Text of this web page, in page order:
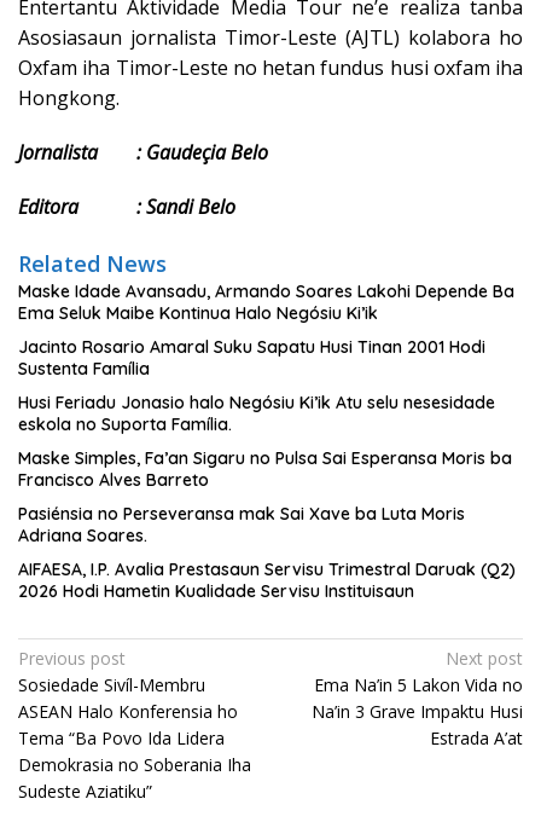
Entertantu Aktividade Media Tour ne’e realiza tanba
Asosiasaun jornalista Timor-Leste (AJTL) kolabora ho
Oxfam iha Timor-Leste no hetan fundus husi oxfam iha
Hongkong.
Jornalista : Gaudeçia Belo
Editora : Sandi Belo
Related News
Maske Idade Avansadu, Armando Soares Lakohi Depende Ba
Ema Seluk Maibe Kontinua Halo Negósiu Ki’ik
Jacinto Rosario Amaral Suku Sapatu Husi Tinan 2001 Hodi
Sustenta Família
Husi Feriadu Jonasio halo Negósiu Ki’ik Atu selu nesesidade
eskola no Suporta Família.
Maske Simples, Fa’an Sigaru no Pulsa Sai Esperansa Moris ba
Francisco Alves Barreto
Pasiénsia no Perseveransa mak Sai Xave ba Luta Moris
Adriana Soares.
AIFAESA, I.P. Avalia Prestasaun Servisu Trimestral Daruak (Q2)
2026 Hodi Hametin Kualidade Servisu Instituisaun
Post
navigation
Previous post
Sosiedade Sivíl-Membru
ASEAN Halo Konferensia ho
Tema “Ba Povo Ida Lidera
Demokrasia no Soberania Iha
Sudeste Aziatiku”
Next post
Ema Na’in 5 Lakon Vida no
Na’in 3 Grave Impaktu Husi
Estrada A’at